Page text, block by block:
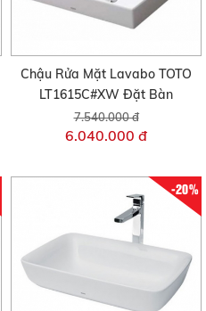
Chậu Rửa Mặt Lavabo TOTO
LT1615C#XW Đặt Bàn
7.540.000 đ
6.040.000 đ
-20%